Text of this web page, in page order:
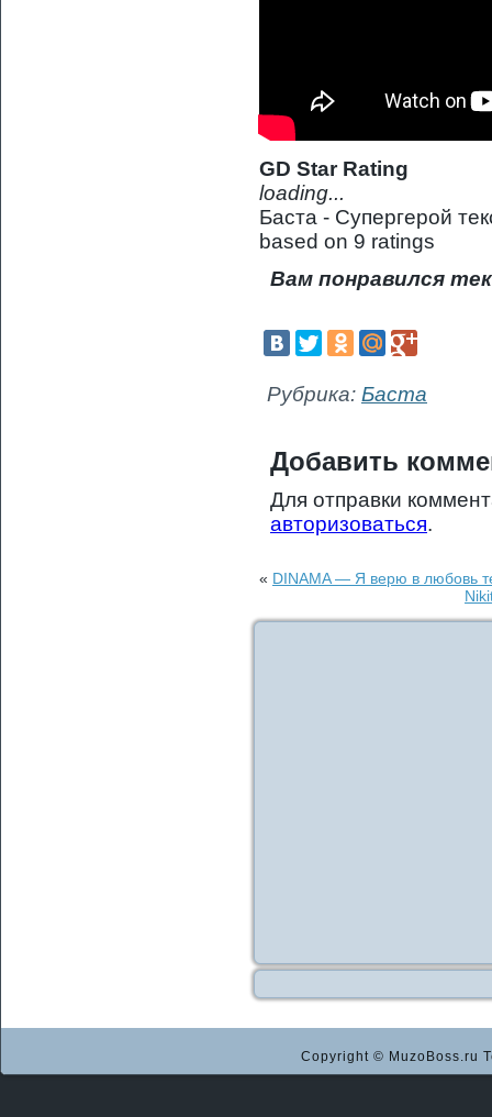
GD Star Rating
loading...
Баста - Супергерой
based on 9 ratings
Вам понравился
Рубрика: Баста
Добавить
Для отправки
авторизоваться.
« DINAMA — Я верю в любовь
Copyright © MuzoBoss.ru